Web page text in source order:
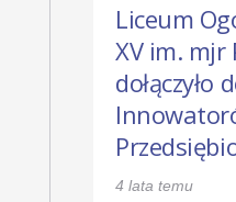
Liceum
XV im. mjr
dołączyło
4 lata temu